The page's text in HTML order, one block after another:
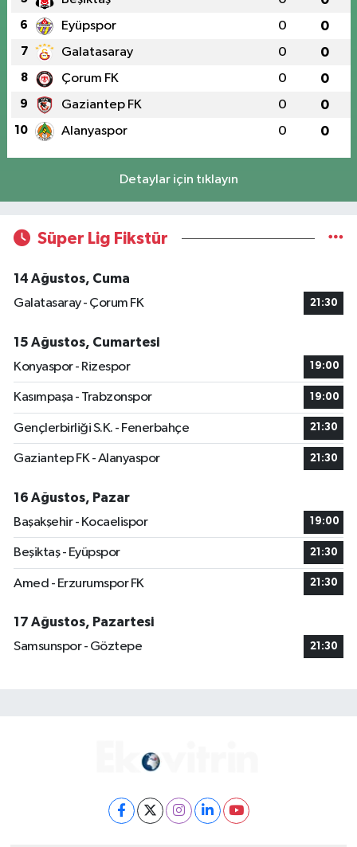
6 Eyüpspor 0 0
7 Galatasaray 0 0
8 Çorum FK 0 0
9 Gaziantep FK 0 0
10 Alanyaspor 0 0
Detaylar için tıklayın
Süper Lig Fikstür
14 Ağustos, Cuma
Galatasaray - Çorum FK
21:30
15 Ağustos, Cumartesi
Konyaspor - Rizespor
19:00
Kasımpaşa - Trabzonspor 19:00
Gençlerbirliği S.K. - Fenerbahçe 21:30
Gaziantep FK - Alanyaspor 21:30
16 Ağustos, Pazar
Başakşehir - Kocaelispor
19:00
Beşiktaş - Eyüpspor 21:30
Amed - Erzurumspor FK 21:30
17 Ağustos, Pazartesi
Samsunspor - Göztepe
21:30